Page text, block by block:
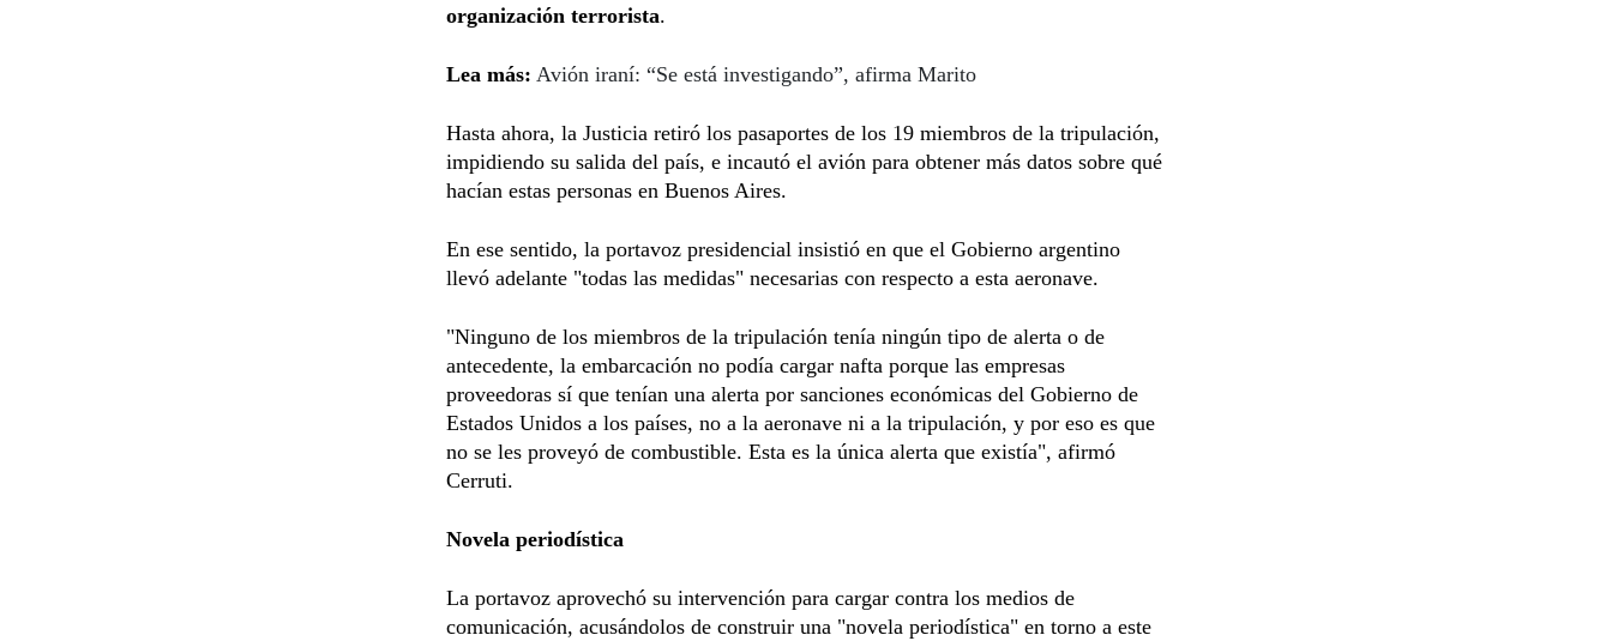
organización terrorista.
Lea más: Avión iraní: “Se está investigando”, afirma Marito
Hasta ahora, la Justicia retiró los pasaportes de los 19 miembros de la tripulación,
impidiendo su salida del país, e incautó el avión para obtener más datos sobre qué
hacían estas personas en Buenos Aires.
En ese sentido, la portavoz presidencial insistió en que el Gobierno argentino
llevó adelante "todas las medidas" necesarias con respecto a esta aeronave.
"Ninguno de los miembros de la tripulación tenía ningún tipo de alerta o de
antecedente, la embarcación no podía cargar nafta porque las empresas
proveedoras sí que tenían una alerta por sanciones económicas del Gobierno de
Estados Unidos a los países, no a la aeronave ni a la tripulación, y por eso es que
no se les proveyó de combustible. Esta es la única alerta que existía", afirmó
Cerruti.
Novela periodística
La portavoz aprovechó su intervención para cargar contra los medios de
comunicación, acusándolos de construir una "novela periodística" en torno a este